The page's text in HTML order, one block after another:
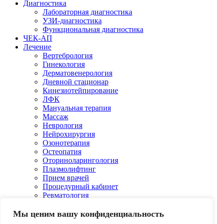
Мы ценим вашу конфиденциальность
Диагностика
Лабораторная диагностика
УЗИ-диагностика
Функциональная диагностика
ЧЕК-АП
Лечение
Вертебрология
Гинекология
Дерматовенерология
Дневной стационар
Кинезиотейпирование
ЛФК
Мануальная терапия
Массаж
Неврология
Нейрохирургия
Озонотерапия
Остеопатия
Оториноларингология
Плазмолифтинг
Прием врачей
Процедурный кабинет
Ревматология
Сосудистая хирургия
Сурдология